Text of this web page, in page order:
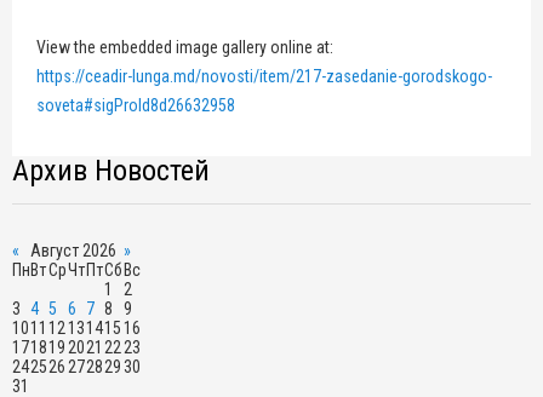
View the embedded image gallery online at:
https://ceadir-lunga.md/novosti/item/217-zasedanie-gorodskogo-
soveta#sigProId8d26632958
Архив Новостей
« Август 2026 »
ПнВтСрЧтПтСб Вс
1
2
3 4 5 6 7 8
9
1011 1213141516
171819 2021 22 23
242526 27282930
31